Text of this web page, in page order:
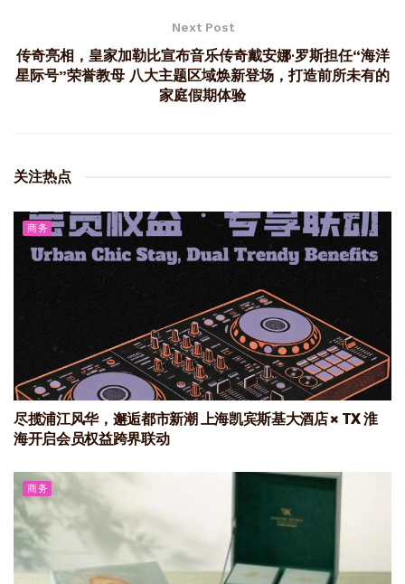
Next Post
传奇亮相，皇家加勒比宣布音乐传奇戴安娜·罗斯担任“海洋
星际号”荣誉教母 八大主题区域焕新登场，打造前所未有的
家庭假期体验
关注热点
商务
尽揽浦江风华，邂逅都市新潮 上海凯宾斯基大酒店 × TX 淮
海开启会员权益跨界联动
商务